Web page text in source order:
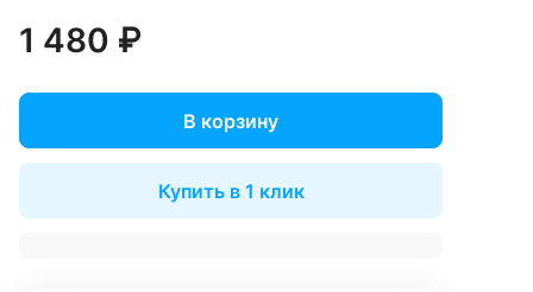
возрастает и уже через день существенно превышает
Сама вода не является стерильной и предназначена для
питья и приготовления блюд.
1 480 ₽
В корзину
Купить в 1 клик